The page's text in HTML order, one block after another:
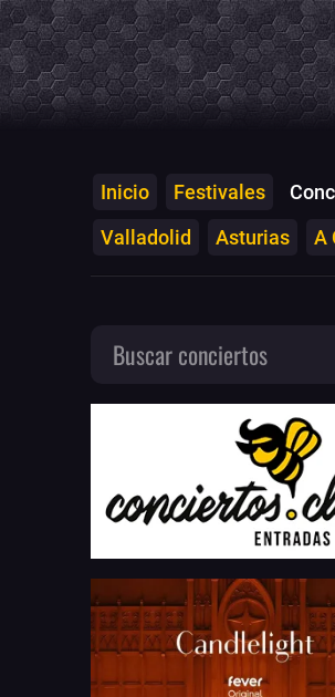
Inicio Festivales
Valladolid
Asturias A
Buscar conciertos